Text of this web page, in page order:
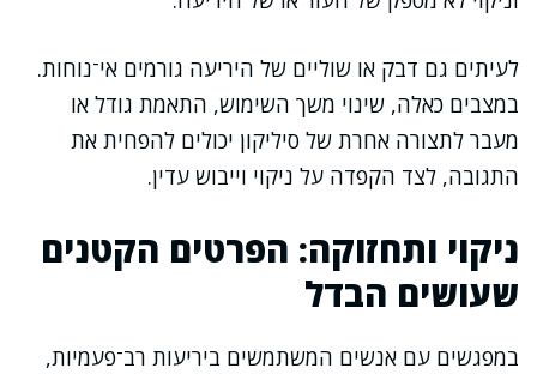
לעיתים גם דבק או שוליים של היריעה גורמים אי־נוחות.
במצבים כאלה, שינוי משך השימוש, התאמת גודל או
מעבר לתצורה אחרת של סיליקון יכולים להפחית את
התגובה, לצד הקפדה על ניקוי וייבוש עדין.
ניקוי ותחזוקה: הפרטים הקטנים
שעושים הבדל
במפגשים עם אנשים המשתמשים ביריעות רב־פעמיות,